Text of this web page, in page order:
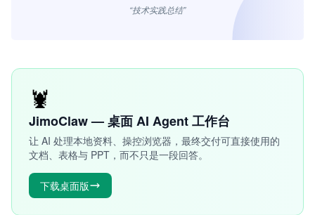
“技术实践总结”
🦞
JimoClaw — 桌面 AI Agent 工作台
让 AI 处理本地资料、操控浏览器，最终交付可直接使用的
文档、表格与 PPT，而不只是一段回答。
下载桌面版